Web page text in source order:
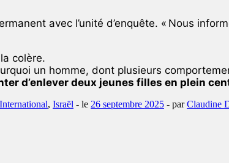
avec l’unité d’enquête. « Nous
colère.
un homme, dont plusieurs
d’enlever deux jeunes filles en plein
International, Israël - le 26 septembre 2025 - parClaudine